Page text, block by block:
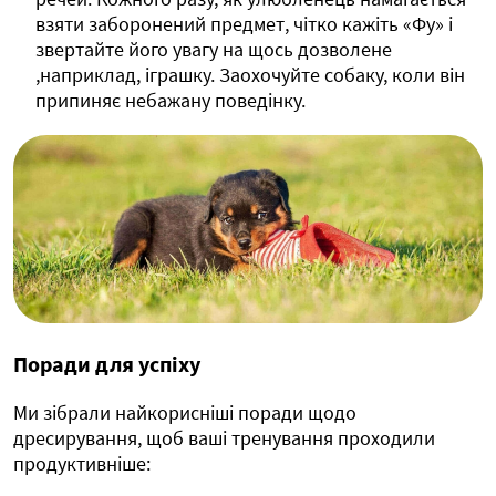
взяти заборонений предмет, чітко кажіть «Фу» і
звертайте його увагу на щось дозволене
,наприклад, іграшку. Заохочуйте собаку, коли він
припиняє небажану поведінку.
Поради для успіху
Ми зібрали найкорисніші поради щодо
дресирування, щоб ваші тренування проходили
продуктивніше: